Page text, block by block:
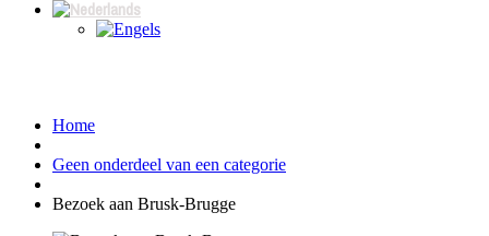
Home
Geen onderdeel van een categorie
Bezoek aan Brusk-Brugge